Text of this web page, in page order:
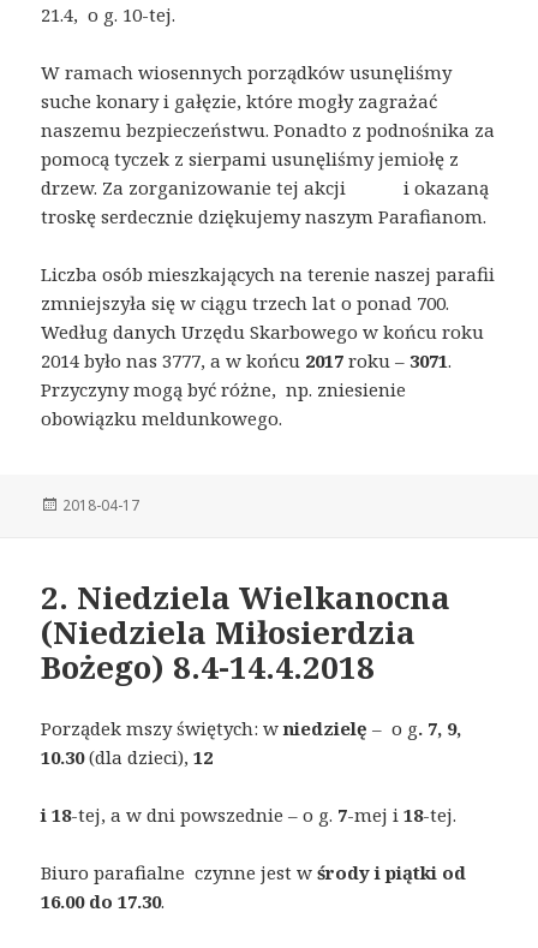
21.4, o g. 10-tej.
W ramach wiosennych porządków usunęliśmy
suche konary i gałęzie, które mogły zagrażać
naszemu bezpieczeństwu. Ponadto z podnośnika za
pomocą tyczek z sierpami usunęliśmy jemiołę z
drzew. Za zorganizowanie tej akcji i okazaną
troskę serdecznie dziękujemy naszym Parafianom.
Liczba osób mieszkających na terenie naszej parafii
zmniejszyła się w ciągu trzech lat o ponad 700.
Według danych Urzędu Skarbowego w końcu roku
2014 było nas 3777, a w końcu 2017roku – 3071.
Przyczyny mogą być różne, np. zniesienie
obowiązku meldunkowego.
Posted
2018-04-17
2. Niedziela Wielkanocna
(Niedziela Miłosierdzia
Bożego) 8.4-14.4.2018
Porządek mszy świętych: wniedzielę – o g. 7, 9,
10.30(dla dzieci),12
i 18-tej, a w dni powszednie – o g. 7-mej i18-tej.
Biuro parafialne czynne jest wśrody i piątki od
16.00 do 17.30.